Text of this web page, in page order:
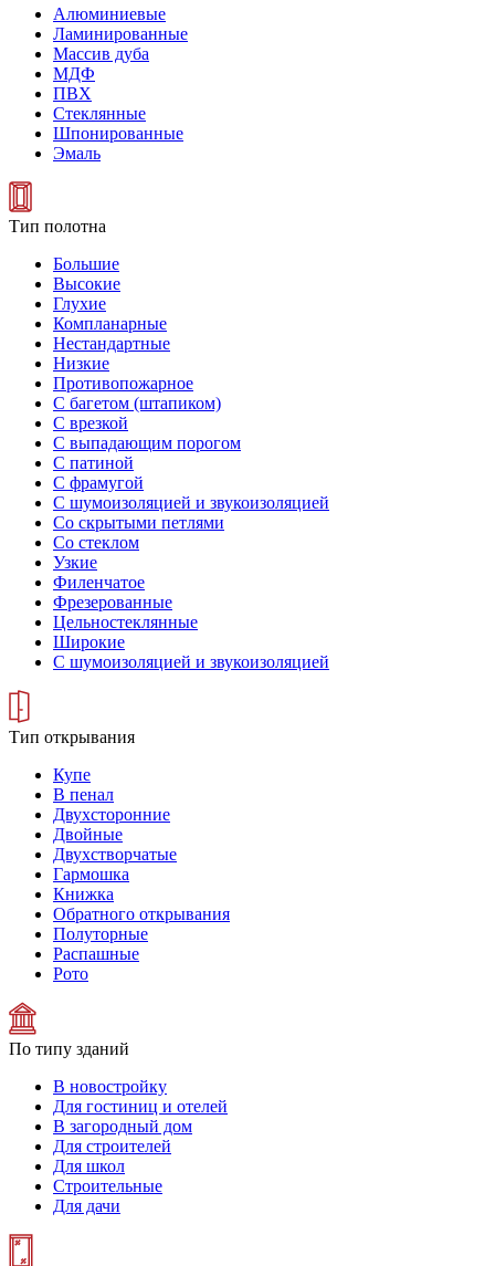
Алюминиевые
Ламинированные
Массив дуба
МДФ
ПВХ
Стеклянные
Шпонированные
Эмаль
Тип полотна
Большие
Высокие
Глухие
Компланарные
Нестандартные
Низкие
Противопожарное
С багетом (штапиком)
С врезкой
С выпадающим порогом
С патиной
С фрамугой
С шумоизоляцией и звукоизоляцией
Со скрытыми петлями
Со стеклом
Узкие
Филенчатое
Фрезерованные
Цельностеклянные
Широкие
С шумоизоляцией и звукоизоляцией
Тип открывания
Купе
В пенал
Двухсторонние
Двойные
Двухстворчатые
Гармошка
Книжка
Обратного открывания
Полуторные
Распашные
Рото
По типу зданий
В новостройку
Для гостиниц и отелей
В загородный дом
Для строителей
Для школ
Строительные
Для дачи